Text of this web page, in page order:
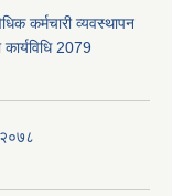
कर्मचारी व्यवस्थापन
2079
२०७८